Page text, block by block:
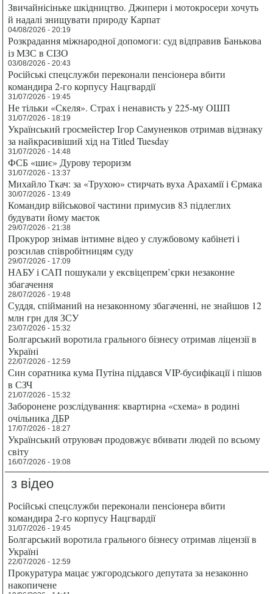
Звичайнісіньке шкідництво. Джипери і мотокросери хочуть
й надалі знищувати природу Карпат
04/08/2026 - 20:19
Розкрадання міжнародної допомоги: суд відправив Банькова
із МЗС в СІЗО
03/08/2026 - 20:43
Російські спецслужби переконали пенсіонера вбити
командира 2-го корпусу Нацгвардії
31/07/2026 - 19:45
Не тільки «Скеля». Страх і ненависть у 225-му ОШП
31/07/2026 - 18:19
Український гросмейстер Ігор Самуненков отримав відзнаку
за найкрасивіший хід на Titled Tuesday
31/07/2026 - 14:48
ФСБ «шиє» Дурову тероризм
31/07/2026 - 13:37
Михайло Ткач: за «Трухою» стирчать вуха Арахамії і Єрмака
30/07/2026 - 13:49
Командир військової частини примусив 83 підлеглих
будувати йому маєток
29/07/2026 - 21:38
Прокурор знімав інтимне відео у службовому кабінеті і
розсилав співробітницям суду
29/07/2026 - 17:09
НАБУ і САП пошукали у ексвіцепрем’єрки незаконне
збагачення
28/07/2026 - 19:48
Суддя, спійманий на незаконному збагаченні, не знайшов 12
млн грн для ЗСУ
23/07/2026 - 15:32
Болгарський воротила грального бізнесу отримав ліцензії в
Україні
22/07/2026 - 12:59
Син соратника кума Путіна піддався VIP-бусифікації і пішов
в СЗЧ
21/07/2026 - 15:32
Заборонене розслідування: квартирна «схема» в родині
очільника ДБР
17/07/2026 - 18:27
Український отруювач продовжує вбивати людей по всьому
світу
16/07/2026 - 19:08
з відео
Російські спецслужби переконали пенсіонера вбити
командира 2-го корпусу Нацгвардії
31/07/2026 - 19:45
Болгарський воротила грального бізнесу отримав ліцензії в
Україні
22/07/2026 - 12:59
Прокуратура мацає ужгородського депутата за незаконно
накопичене